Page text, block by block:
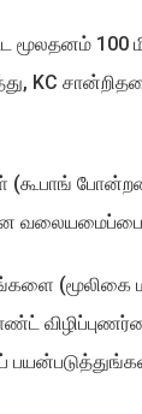
மூலதனம் 100
KC
வலையமைப்பை
(மூலிகை